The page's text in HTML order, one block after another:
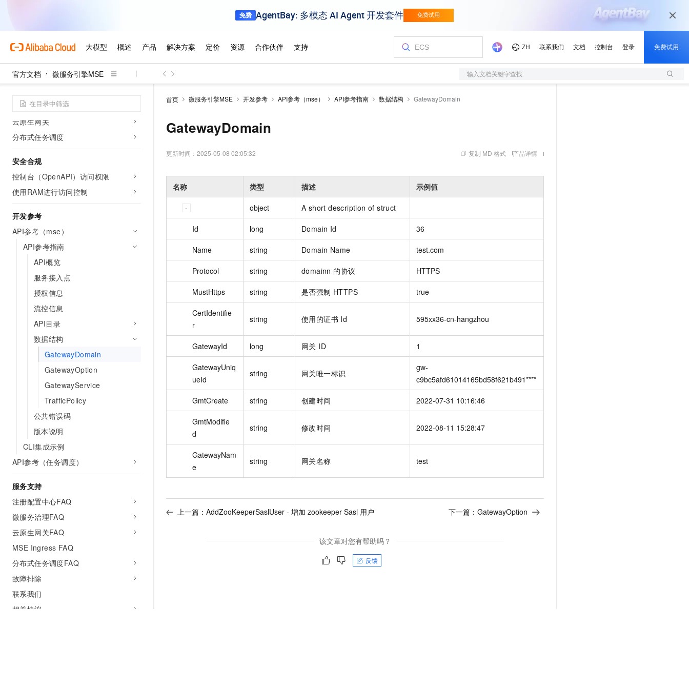
官方文档 微服务引擎MSE 输入文档关键字查找
AI 治理中心
实践教程
微服务治理
云原生网关
分布式任务调度
安全合规
控制台（OpenAPI）访问权限
使用RAM进行访问控制
开发参考
API参考（mse）
API参考指南
API概览
服务接入点
授权信息
流控信息
API目录
数据结构
GatewayDomain
GatewayOption
GatewayService
TrafficPolicy
公共错误码
版本说明
CLI集成示例
API参考（任务调度）
服务支持
注册配置中心FAQ
微服务治理FAQ
云原生网关FAQ
MSE Ingress FAQ
分布式任务调度FAQ
故障排除
联系我们
相关协议
首页 微服务引擎MSE 开发参考 API参考（mse） API参考指南 数据结构 GatewayDomain
GatewayDomain
更新时间： 2025-05-08 02:05:32 复制 MD 格式 产品详情
名称 类型 描述 示例值
object A short description of struct
Id long Domain Id 36
Name string Domain Name test.com
Protocol string domainn 的协议 HTTPS
MustHttps string 是否强制 HTTPS true
CertIdentifie
r
string 使用的证书 Id 595xx36-cn-hangzhou
GatewayId long 网关 ID 1
GatewayUniq
ueId
string 网关唯一标识
gw-
c9bc5afd61014165bd58f621b491****
GmtCreate string 创建时间 2022-07-31 10:16:46
GmtModifie
d
string 修改时间 2022-08-11 15:28:47
GatewayNam
e
string 网关名称 test
上一篇： AddZooKeeperSaslUser - 增加 zookeeper Sasl 用户 下一篇： GatewayOption
该文章对您有帮助吗？
反馈